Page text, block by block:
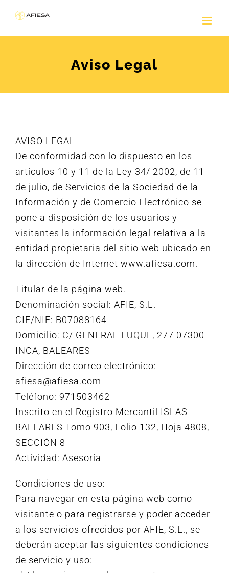
contenido
Aviso Legal
AVISO LEGAL
De conformidad con lo dispuesto en los
artículos 10 y 11 de la Ley 34/ 2002, de 11
de julio, de Servicios de la Sociedad de la
Información y de Comercio Electrónico se
pone a disposición de los usuarios y
visitantes la información legal relativa a la
entidad propietaria del sitio web ubicado en
la dirección de Internet www.afiesa.com.
Titular de la página web.
Denominación social: AFIE, S.L.
CIF/NIF: B07088164
Domicilio: C/ GENERAL LUQUE, 277 07300
INCA, BALEARES
Dirección de correo electrónico:
afiesa@afiesa.com
Teléfono: 971503462
Inscrito en el Registro Mercantil ISLAS
BALEARES Tomo 903, Folio 132, Hoja 4808,
SECCIÓN 8
Actividad: Asesoría
Condiciones de uso:
Para navegar en esta página web como
visitante o para registrarse y poder acceder
a los servicios ofrecidos por AFIE, S.L., se
deberán aceptar las siguientes condiciones
de servicio y uso: